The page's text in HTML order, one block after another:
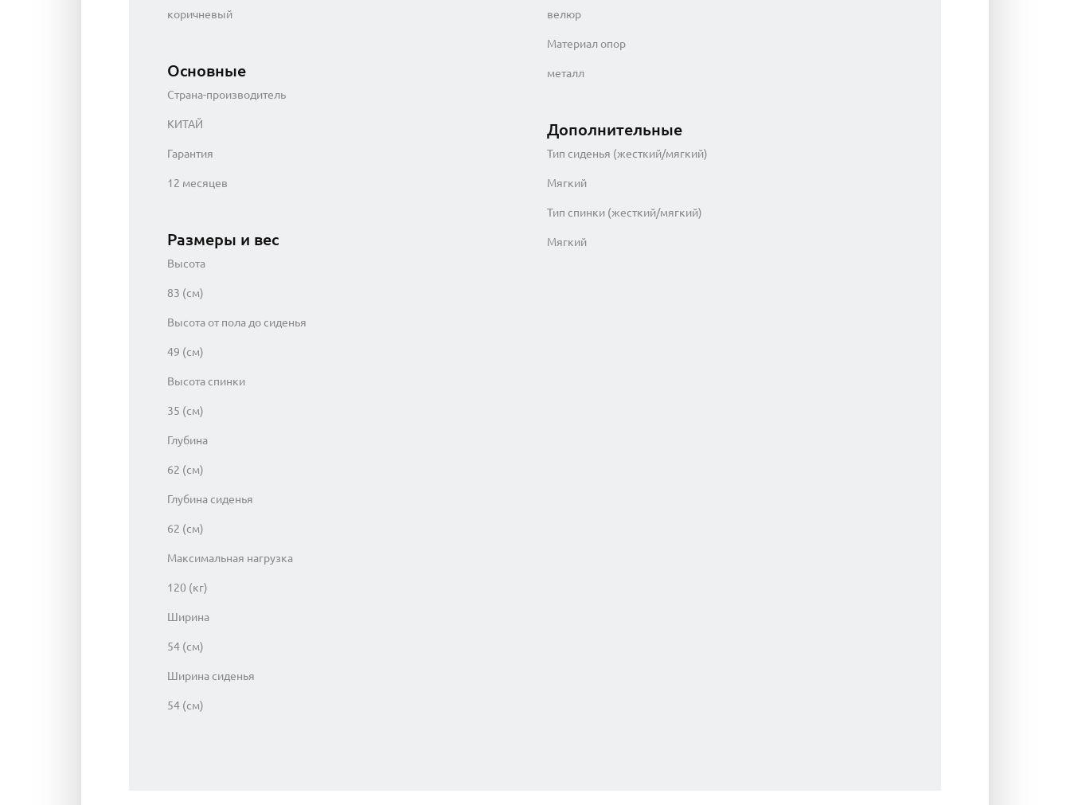
коричневый
Основные
Страна-производитель
КИТАЙ
Гарантия
12 месяцев
Размеры и вес
Высота
83 (см)
Высота от пола до сиденья
49 (см)
Высота спинки
35 (см)
Глубина
62 (см)
Глубина сиденья
62 (см)
Максимальная нагрузка
120 (кг)
Ширина
54 (см)
Ширина сиденья
54 (см)
велюр
Материал опор
металл
Дополнительные
Тип сиденья (жесткий/мягкий)
Мягкий
Тип спинки (жесткий/мягкий)
Мягкий